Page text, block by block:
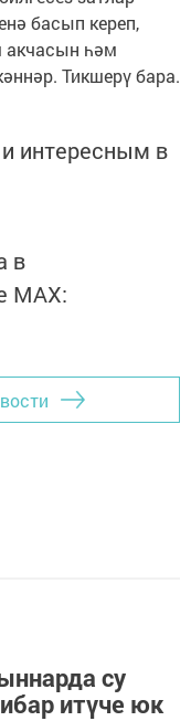
басып кереп,
акчасын һәм
Тикшерү бара.
интересным в
в
MАХ:
су
итүче юк